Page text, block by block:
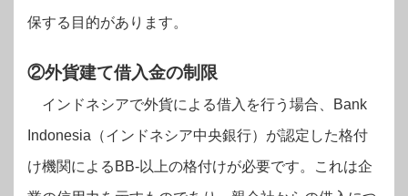
保する目的があります。
②外貨建て借入金の制限
インドネシアで外貨による借入を行う場合、Bank
Indonesia（インドネシア中央銀行）が認定した格付
け機関によるBB-以上の格付けが必要です。これは企